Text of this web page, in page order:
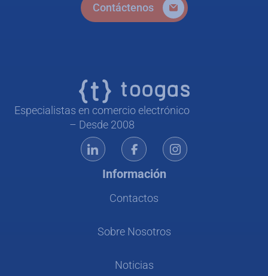
Contáctenos
Especialistas en comercio electrónico
– Desde 2008
Información
Contactos
Sobre Nosotros
Noticias